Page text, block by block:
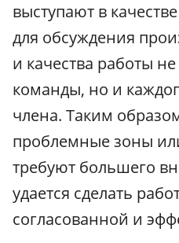
выступают в
для обсуждения
и качества работы
команды, но и
члена. Таким
проблемные зоны
требуют большего
удается сделать
согласованной и